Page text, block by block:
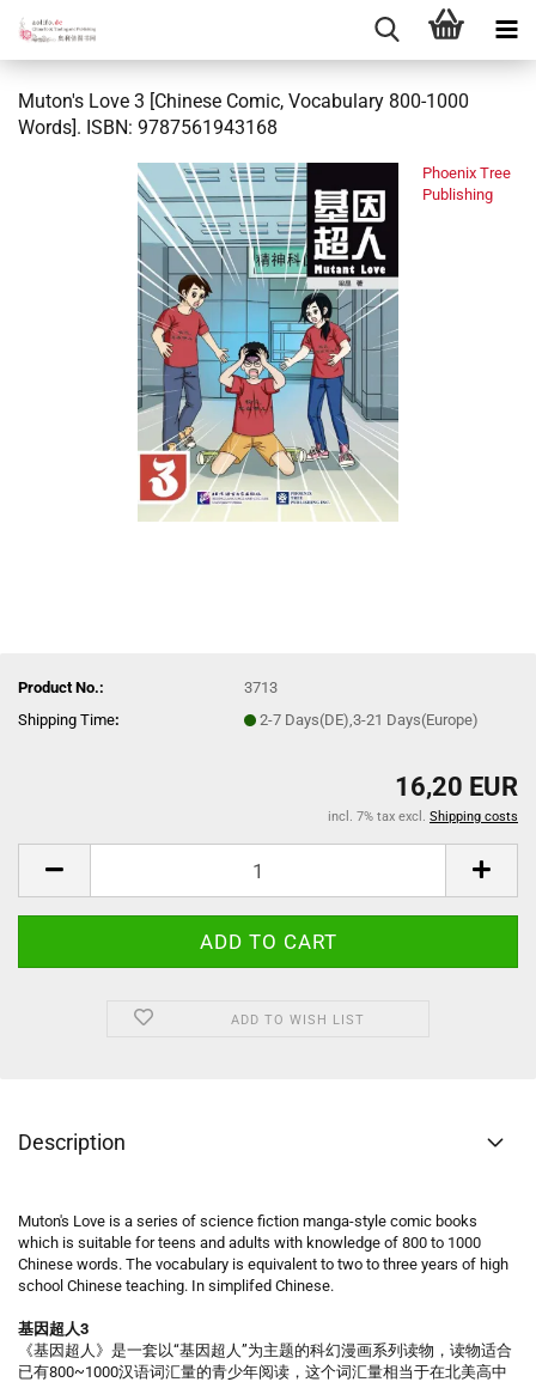
Muton's Love 3 [Chinese Comic, Vocabulary 800-1000
Words]. ISBN: 9787561943168
Phoenix Tree
Publishing
Product No.:
3713
Shipping Time: 2-7 Days(DE),3-21 Days(Europe)
16,20 EUR
incl. 7% tax excl. Shipping costs
ADD TO WISH LIST
Description
Muton's Love is a series of science fiction manga-style comic books
which is suitable for teens and adults with knowledge of 800 to 1000
Chinese words. The vocabulary is equivalent to two to three years of high
school Chinese teaching. In simplifed Chinese.
基因超人3
《基因超人》是一套以“基因超人”为主题的科幻漫画系列读物，读物适合
已有800~1000汉语词汇量的青少年阅读，这个词汇量相当于在北美高中